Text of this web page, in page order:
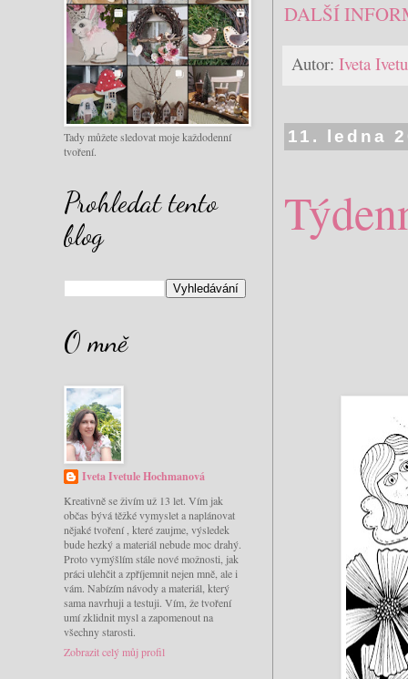
DALŠÍ
Autor: Iveta
11. ledna
Tady můžete sledovat moje každodenní
tvoření.
Prohledat tento
blog
O mně
Iveta Ivetule Hochmanová
Kreativně se živím už 13 let. Vím jak
občas bývá těžké vymyslet a naplánovat
nějaké tvoření , které zaujme, výsledek
bude hezký a materiál nebude moc drahý.
Proto vymýšlím stále nové možnosti, jak
práci ulehčit a zpříjemnit nejen mně, ale i
vám. Nabízím návody a materiál, který
sama navrhuji a testuji. Vím, že tvoření
umí zklidnit mysl a zapomenout na
všechny starosti.
Zobrazit celý můj profil